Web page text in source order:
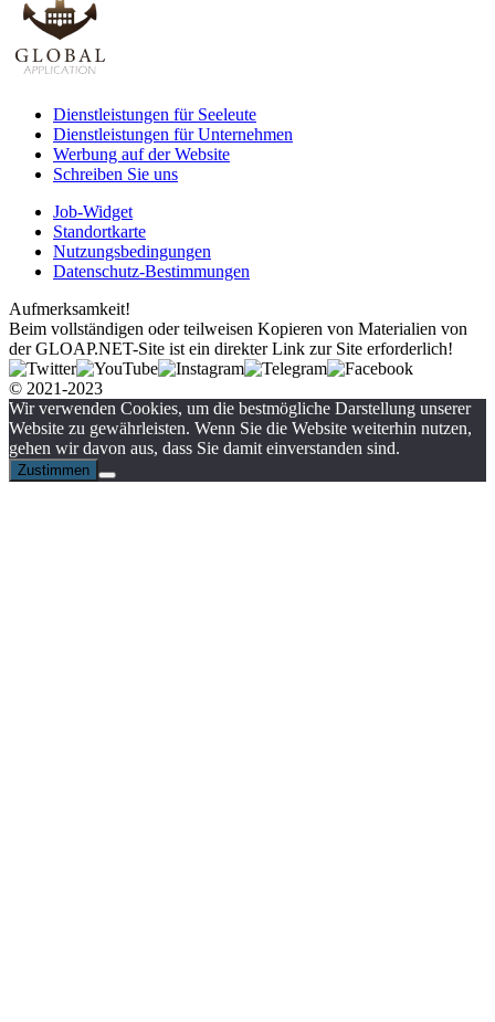
Dienstleistungen für Seeleute
Dienstleistungen für Unternehmen
Werbung auf der Website
Schreiben Sie uns
Job-Widget
Standortkarte
Nutzungsbedingungen
Datenschutz-Bestimmungen
Aufmerksamkeit!
Beim vollständigen oder teilweisen Kopieren von Materialien von
der GLOAP.NET-Site ist ein direkter Link zur Site erforderlich!
© 2021-2023
Wir verwenden Cookies, um die bestmögliche Darstellung unserer
Website zu gewährleisten. Wenn Sie die Website weiterhin nutzen,
gehen wir davon aus, dass Sie damit einverstanden sind.
Zustimmen